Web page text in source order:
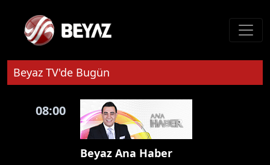
Beyaz TV'de Bugün
08:00
Beyaz Ana Haber